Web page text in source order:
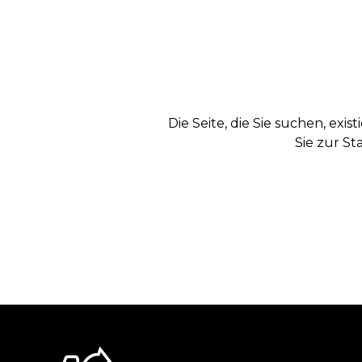
Die Seite, die Sie suchen,
Sie zur